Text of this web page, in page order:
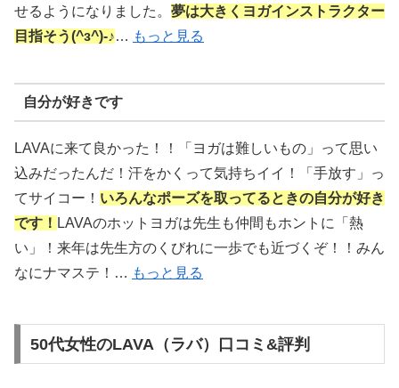
せるようになりました。 夢は大きくヨガインストラクター
目指そう(^з^)-♪… もっと見る
自分が好きです
LAVAに来て良かった！！「ヨガは難しいもの」って思い
込みだったんだ！汗をかくって気持ちイイ！「手放す」っ
てサイコー！ いろんなポーズを取ってるときの自分が好き
です！ LAVAのホットヨガは先生も仲間もホントに「熱
い」！来年は先生方のくびれに一歩でも近づくぞ！！みん
なにナマステ！… もっと見る
50代女性のLAVA（ラバ）口コミ&評判